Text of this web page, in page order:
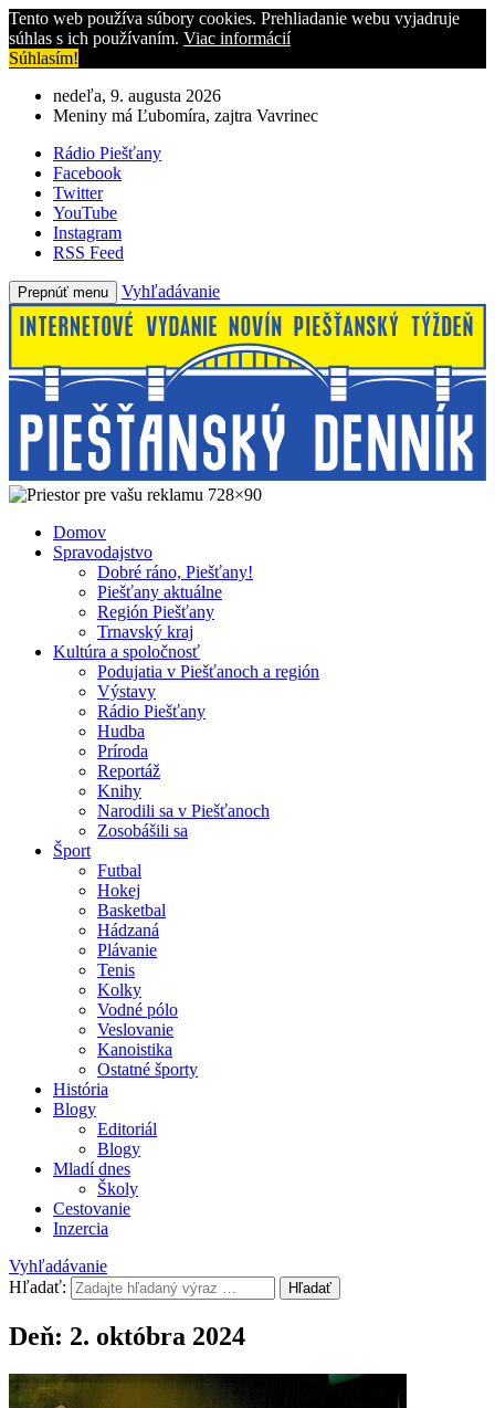
Tento web používa súbory cookies. Prehliadanie webu vyjadruje
súhlas s ich používaním. Viac informácií
Súhlasím!
nedeľa, 9. augusta 2026
Meniny má Ľubomíra, zajtra Vavrinec
Rádio Piešťany
Facebook
Twitter
YouTube
Instagram
RSS Feed
Prepnúť menu Vyhľadávanie
Domov
Spravodajstvo
Dobré ráno, Piešťany!
Piešťany aktuálne
Región Piešťany
Trnavský kraj
Kultúra a spoločnosť
Podujatia v Piešťanoch a región
Výstavy
Rádio Piešťany
Hudba
Príroda
Reportáž
Knihy
Narodili sa v Piešťanoch
Zosobášili sa
Šport
Futbal
Hokej
Basketbal
Hádzaná
Plávanie
Tenis
Kolky
Vodné pólo
Veslovanie
Kanoistika
Ostatné športy
História
Blogy
Editoriál
Blogy
Mladí dnes
Školy
Cestovanie
Inzercia
Vyhľadávanie
Hľadať:
Hľadať
Deň: 2. októbra 2024